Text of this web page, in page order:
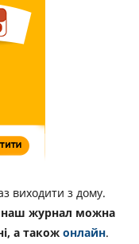
виходити з дому.
наш журнал можна
а також онлайн.